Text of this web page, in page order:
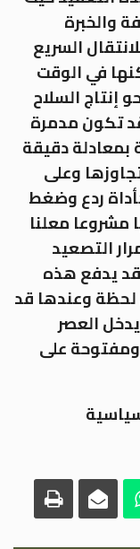
والخبرة
السريع
في الوقت
إنتاج السلاح
تكون مدمرة
بمعادلة دقيقة
وعلى
ردع وضغط
معلنا
التصعيد
يدفع هذه
لحظة وعندها قد
العصر
ومفتوحة على